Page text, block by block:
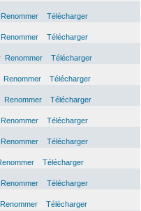
Renommer
Télécharger
Renommer
Télécharger
Renommer
Télécharger
Renommer
Télécharger
Renommer
Télécharger
Renommer
Télécharger
Renommer
Télécharger
Télécharger
Renommer
Télécharger
Renommer
Télécharger